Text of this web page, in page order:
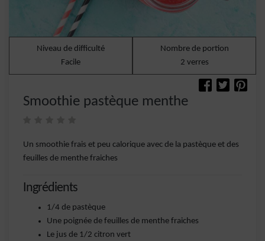
Niveau de difficulté
Facile
Nombre de portion
2 verres
Smoothie pastèque menthe
Un smoothie frais et peu calorique avec de la pastèque et des
feuilles de menthe fraiches
Ingrédients
1/4 de pastèque
Une poignée de feuilles de menthe fraiches
Le jus de 1/2 citron vert